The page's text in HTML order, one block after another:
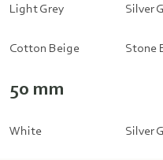
Light Grey Silver
Cotton Beige Stone
50 mm
White Silver